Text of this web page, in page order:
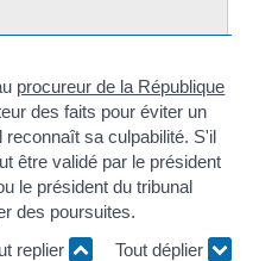
procureur de la République
des faits pour éviter un
sa culpabilité. S'il
être validé par le président
le président du tribunal
des poursuites.
replier
Tout déplier